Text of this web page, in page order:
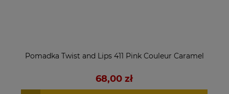
Pomadka Twist and Lips 411 Pink Couleur Caramel
68,00 zł